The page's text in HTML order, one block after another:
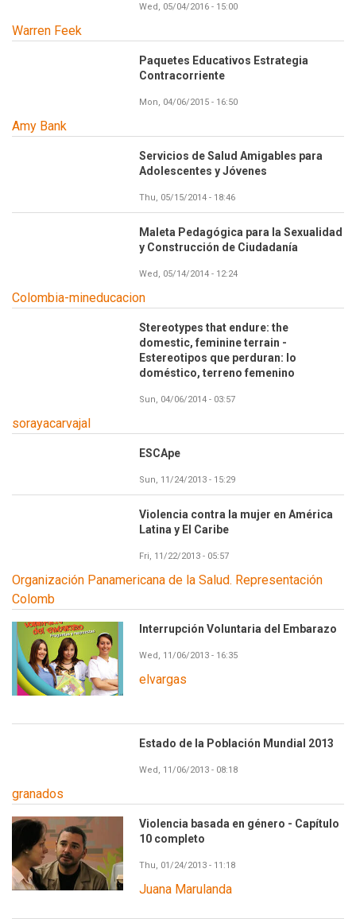
Wed, 05/04/2016 - 15:00
Warren Feek
Paquetes Educativos Estrategia
Contracorriente
Mon, 04/06/2015 - 16:50
Amy Bank
Servicios de Salud Amigables para
Adolescentes y Jóvenes
Thu, 05/15/2014 - 18:46
Maleta Pedagógica para la Sexualidad
y Construcción de Ciudadanía
Wed, 05/14/2014 - 12:24
Colombia-mineducacion
Stereotypes that endure: the
domestic, feminine terrain -
Estereotipos que perduran: lo
doméstico, terreno femenino
Sun, 04/06/2014 - 03:57
sorayacarvajal
ESCApe
Sun, 11/24/2013 - 15:29
Violencia contra la mujer en América
Latina y El Caribe
Fri, 11/22/2013 - 05:57
Organización Panamericana de la Salud. Representación
Colomb
Interrupción Voluntaria del Embarazo
Wed, 11/06/2013 - 16:35
elvargas
Estado de la Población Mundial 2013
Wed, 11/06/2013 - 08:18
granados
Violencia basada en género - Capítulo
10 completo
Thu, 01/24/2013 - 11:18
Juana Marulanda